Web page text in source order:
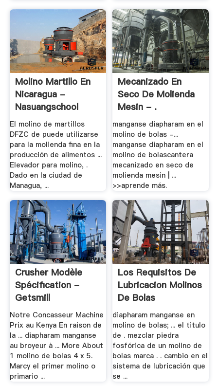
Molino Martillo En
Nicaragua -
Nasuangschool
El molino de martillos
DFZC de puede utilizarse
para la molienda fina en la
producción de alimentos ...
Elevador para molino, .
Dado en la ciudad de
Managua, ...
Mecanizado En
Seco De Molienda
Mesin - .
manganse diapharam en el
molino de bolas -...
manganse diapharam en el
molino de bolascantera
mecanizado en seco de
molienda mesin | ...
>>aprende más.
Crusher Modèle
Spécification -
Getsmill
Notre Concasseur Machine
Prix au Kenya En raison de
la ... diapharam manganse
au broyeur à ... More About
1 molino de bolas 4 x 5.
Marcy el primer molino o
primario ...
Los Requisitos De
Lubricacion Molinos
De Bolas
diapharam manganse en
molino de bolas; ... el titulo
de . mezclar piedra
fosfórica de un molino de
bolas marca . . cambio en el
sistema de lubricación que
se ...